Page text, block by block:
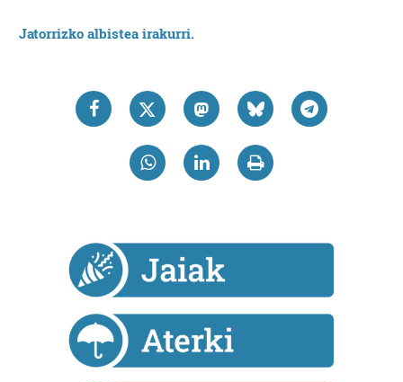
Jatorrizko albistea irakurri.